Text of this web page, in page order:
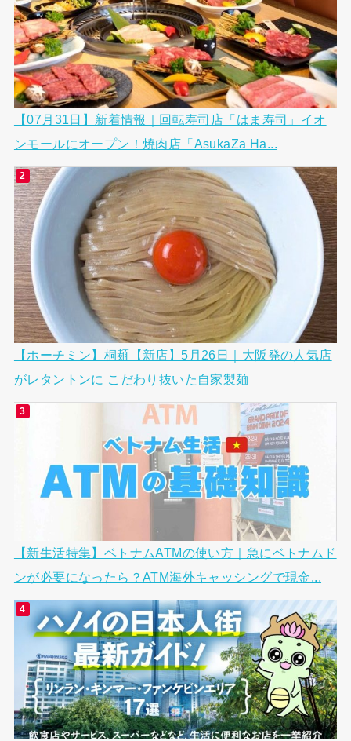
【07月31日】新着情報｜回転寿司店「はま寿司」イオ
ンモールにオープン！焼肉店「AsukaZa Ha...
【ホーチミン】桐麺【新店】5月26日｜大阪発の人気店
がレタントンに こだわり抜いた自家製麺
【新生活特集】ベトナムATMの使い方｜急にベトナムド
ンが必要になったら？ATM海外キャッシングで現金...